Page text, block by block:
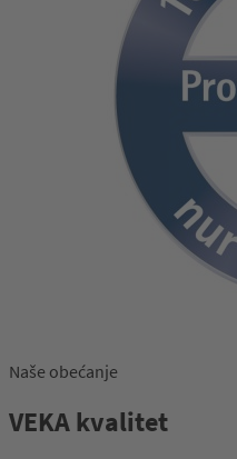
Naše obećanje
VEKA kvalitet